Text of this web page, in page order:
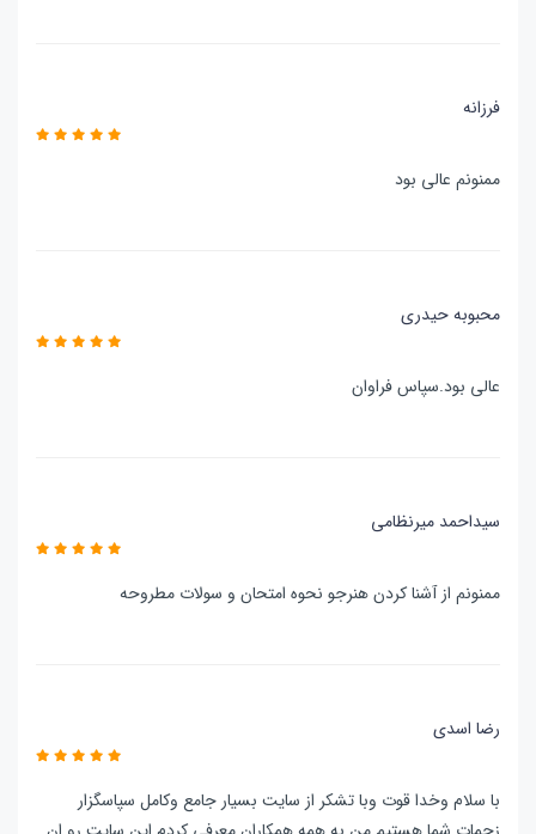
فرزانه
ممنونم عالی بود
محبوبه حیدری
عالی بود.سپاس فراوان
سیداحمد میرنظامی
ممنونم از آشنا کردن هنرجو نحوه امتحان و سولات مطروحه
رضا اسدی
با سلام وخدا قوت وبا تشکر از سایت بسیار جامع وکامل سپاسگزار